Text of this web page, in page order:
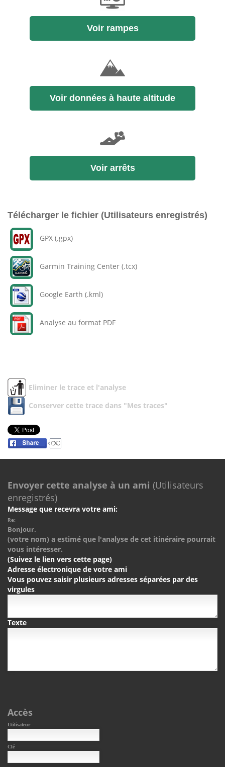
Voir rampes
Voir données à haute altitude
Voir arrêts
Télécharger le fichier (Utilisateurs enregistrés)
GPX (.gpx)
Garmin Training Center (.tcx)
Google Earth (.kml)
Analyse au format PDF
Eliminer le trace et l'analyse
Conserver cette trace dans "Mes traces"
Envoyer cette analyse à un ami (Utilisateurs
enregistrés)
Message que recevra votre ami:
Re:
Bonjour.
(votre nom) a estimé que l'analyse de cet itinéraire pourrait
vous intéresser.
(Suivez le lien vers cette page)
Adresse électronique de votre ami
Vous pouvez saisir plusieurs adresses séparées par des
virgules
Texte
Accès
Utilisateur
Clé